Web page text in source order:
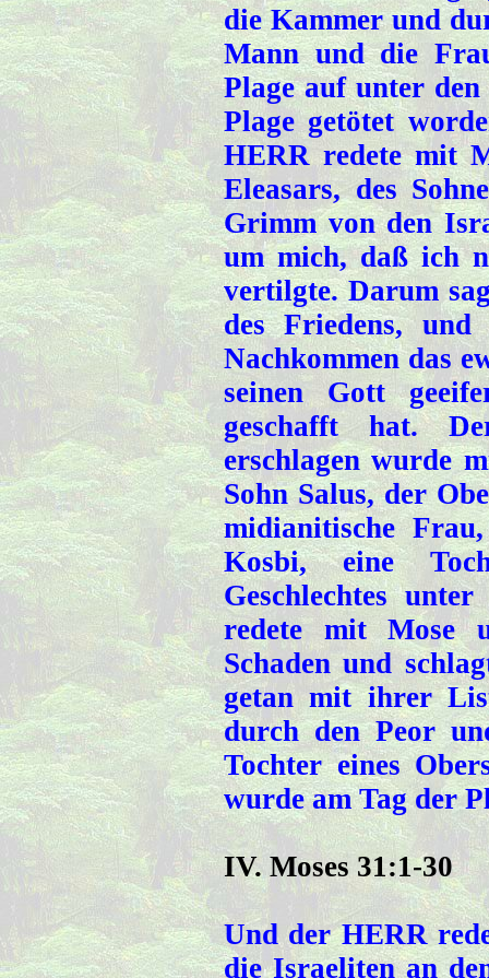
die Kammer und
Mann und die
Plage auf unter
Plage getötet
HERR redete mit
Eleasars, des
Grimm von den
um mich, daß ich
vertilgte. Darum
des Friedens,
Nachkommen das
seinen Gott
geschafft hat.
erschlagen wurde
Sohn Salus, der
midianitische
Kosbi, eine
Geschlechtes
redete mit Mose
Schaden und
getan mit ihrer
durch den Peor
Tochter eines
wurde am Tag der
IV. Moses 31:1-30
Und der HERR
die Israeliten an